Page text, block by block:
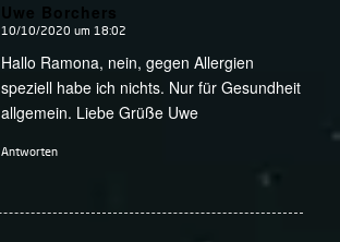
Uwe Borchers
sagte:
10/10/2020 um 18:02
Hallo Ramona, nein, gegen Allergien
speziell habe ich nichts. Nur für Gesundheit
allgemein. Liebe Grüße Uwe
Antworten